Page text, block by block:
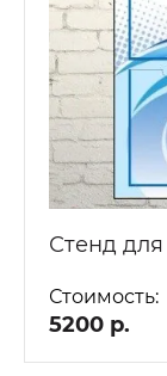
Стенд
Стоимость:
5200 р.